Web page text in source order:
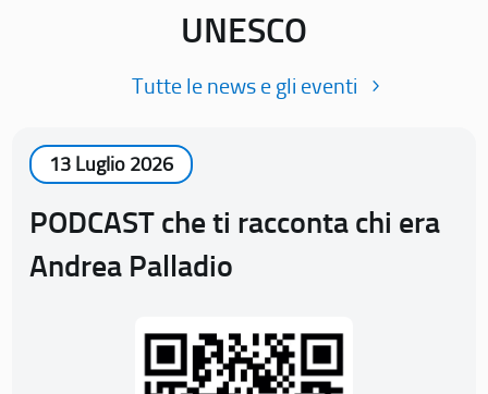
UNESCO
Tutte le news e gli eventi
13 Luglio 2026
PODCAST che ti racconta chi era
Andrea Palladio